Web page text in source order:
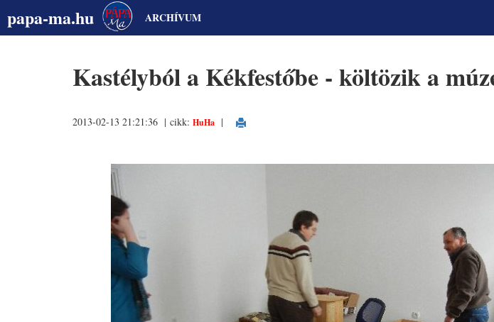
papa-ma.hu ARCHÍVUM
Kastélyból a Kékfestőbe - költözik a
2013-02-13 21:21:36 | cikk: HuHa |